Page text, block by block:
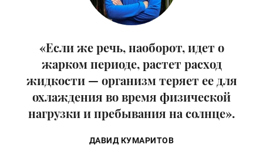
«Если же речь, наоборот, идет о
жарком периоде, растет расход
жидкости — организм теряет ее для
охлаждения во время физической
нагрузки и пребывания на солнце».
ДАВИД КУМАРИТОВ